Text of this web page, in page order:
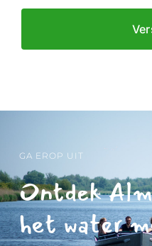
GA EROP UIT
Ontdek
het water